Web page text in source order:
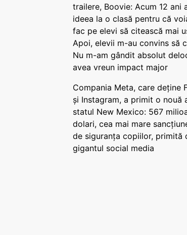
trailere, Boovie: Acum 12 ani
ideea la o clasă pentru că
fac pe elevi să citească mai
Apoi, elevii m-au convins să
Nu m-am gândit absolut
avea vreun impact major
Compania Meta, care deține
și Instagram, a primit o nouă
statul New Mexico: 567
dolari, cea mai mare
de siguranța copiilor, primită
gigantul social media